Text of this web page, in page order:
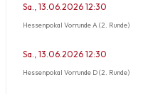
Sa., 13.06.2026 12:30
Hessenpokal Vorrunde A (2. Runde)
Sa., 13.06.2026 12:30
Hessenpokal Vorrunde D (2. Runde)